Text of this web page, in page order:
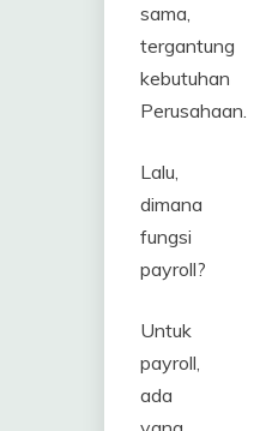
sama,
tergantung
kebutuhan
Perusahaan.
Lalu,
dimana
fungsi
payroll?
Untuk
payroll,
ada